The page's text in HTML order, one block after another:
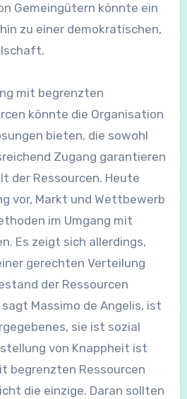
Gemeingütern könnte ein
zu einer demokratischen,
mit begrenzten
könnte die Organisation
bieten, die sowohl
Zugang garantieren
der Ressourcen. Heute
vor, Markt und Wettbewerb
im Umgang mit
Es zeigt sich allerdings,
gerechten Verteilung
der Ressourcen
Massimo de Angelis, ist
sie ist sozial
von Knappheit ist
begrenzten Ressourcen
die einzige. Daran sollten